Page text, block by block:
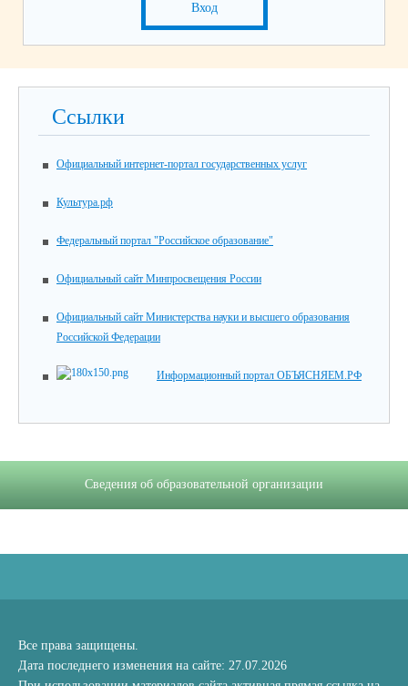
Вход
Ссылки
Официальный интернет-портал государственных услуг
Культура.рф
Федеральный портал "Российское образование"
Официальный сайт Минпросвещения России
Официальный сайт Министерства науки и высшего образования
Российской Федерации
Информационный портал ОБЪЯСНЯЕМ.РФ
Сведения об образовательной организации
Все права защищены.
Дата последнего изменения на сайте: 27.07.2026